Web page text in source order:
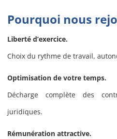
Pourquoi nous
Liberté d’exercice.
Choix du rythme de travail,
Optimisation de votre temps.
Décharge complète des
juridiques.
Rémunération attractive.